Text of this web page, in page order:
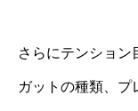
さらにテンション
ガットの種類、プ